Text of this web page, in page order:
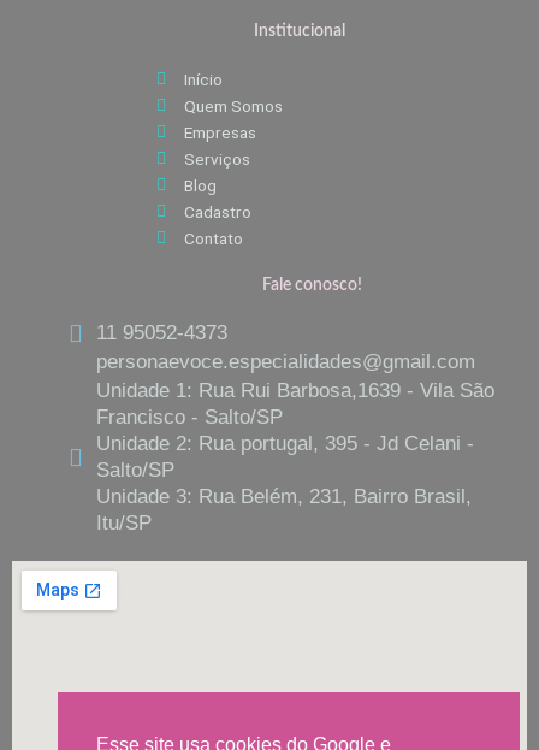
b
o
o
k
t
g
t
Institucional
Início
Quem Somos
Empresas
Serviços
Blog
Cadastro
Contato
Fale conosco!
11 95052-4373
personaevoce.especialidades@gmail.com
Unidade 1: Rua Rui Barbosa,1639 - Vila São
Francisco - Salto/SP
Unidade 2: Rua portugal, 395 - Jd Celani -
Salto/SP
Unidade 3: Rua Belém, 231, Bairro Brasil,
Itu/SP
Esse site usa cookies do Google e